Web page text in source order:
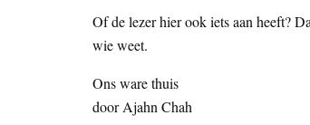
Of de lezer hier ook iets aan heeft?
wie weet.
Ons ware thuis
door Ajahn Chah